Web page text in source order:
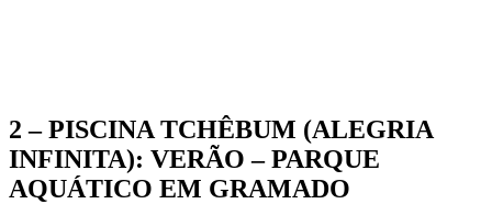
2 – PISCINA TCHÊBUM (ALEGRIA
INFINITA): VERÃO – PARQUE
AQUÁTICO EM GRAMADO